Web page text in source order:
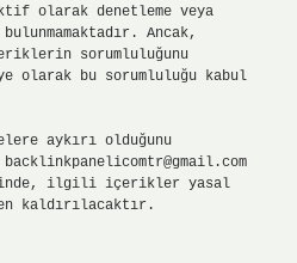
olarak denetleme veya
Ancak,
sorumluluğunu
olarak bu sorumluluğu kabul
aykırı olduğunu
backlinkpanelicomtr@gmail.com
ilgili içerikler yasal
kaldırılacaktır.